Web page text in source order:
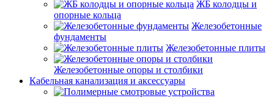
ЖБ колодцы и
опорные кольца
Железобетонные
фундаменты
Железобетонные плиты
Железобетонные опоры и столбики
Кабельная канализация и аксессуары